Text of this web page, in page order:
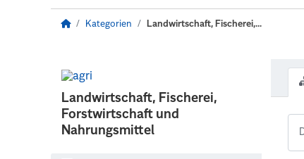
Kategorien Landwirtschaft, Fischerei,...
Landwirtschaft, Fischerei,
Forstwirtschaft und
Nahrungsmittel